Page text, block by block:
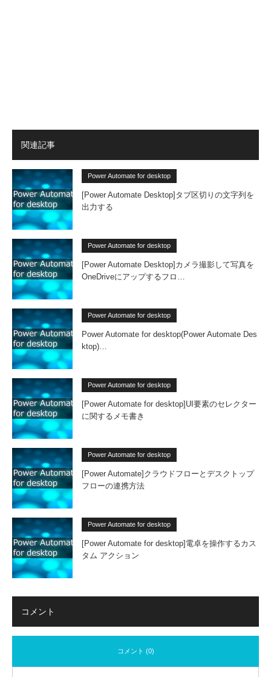
関連記事
Power Automate for desktop
[Power Automate Desktop]タブ区切りの文字列を
出力する
Power Automate for desktop
[Power Automate Desktop]カメラ撮影して写真を
OneDriveにアップするフロ…
Power Automate for desktop
Power Automate for desktop(Power Automate Des
ktop)…
Power Automate for desktop
[Power Automate for desktop]UI要素のセレクター
に関するメモ書き
Power Automate for desktop
[Power Automate]クラウドフローとデスクトップ
フローの連携方法
Power Automate for desktop
[Power Automate for desktop]電卓を操作するカス
タム アクション
コメント
コメント (0)